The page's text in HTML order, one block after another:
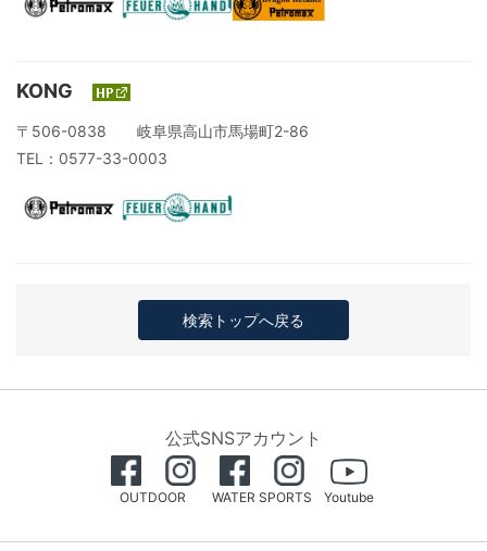
KONG
〒506-0838 岐阜県高山市馬場町2-86
TEL：0577-33-0003
検索トップへ戻る
公式SNSアカウント
OUTDOOR WATER SPORTS Youtube